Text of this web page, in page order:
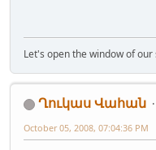
Let's open the window of
Ղուկաս Վահան
October 05, 2008, 07:04:36 PM